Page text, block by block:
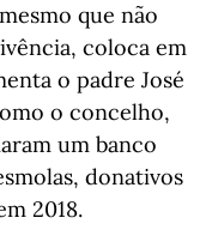
que não
coloca em
o padre José
o concelho,
um banco
donativos
2018.